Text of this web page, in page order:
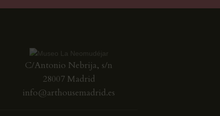
C/Antonio Nebrija, s/n
28007 Madrid
info@arthousemadrid.es